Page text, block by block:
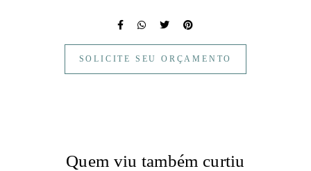
SOLICITE SEU ORÇAMENTO
Quem viu também curtiu